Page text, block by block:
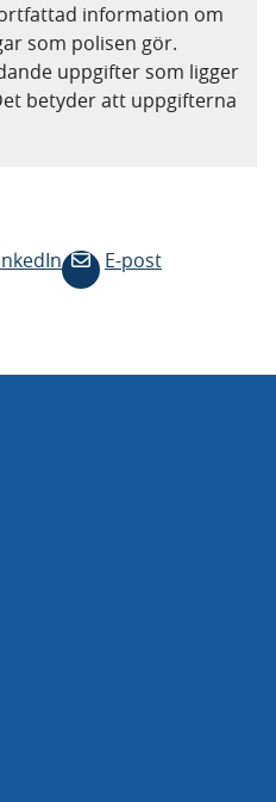
information om
som polisen gör.
uppgifter som ligger
betyder att uppgifterna
E-post